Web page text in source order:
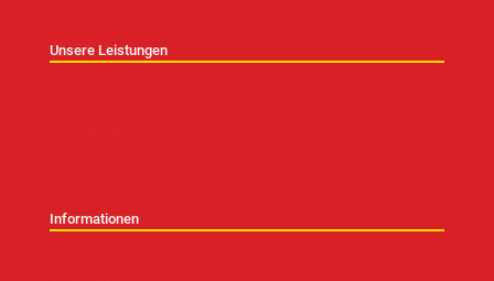
Unsere Leistungen
Informationen